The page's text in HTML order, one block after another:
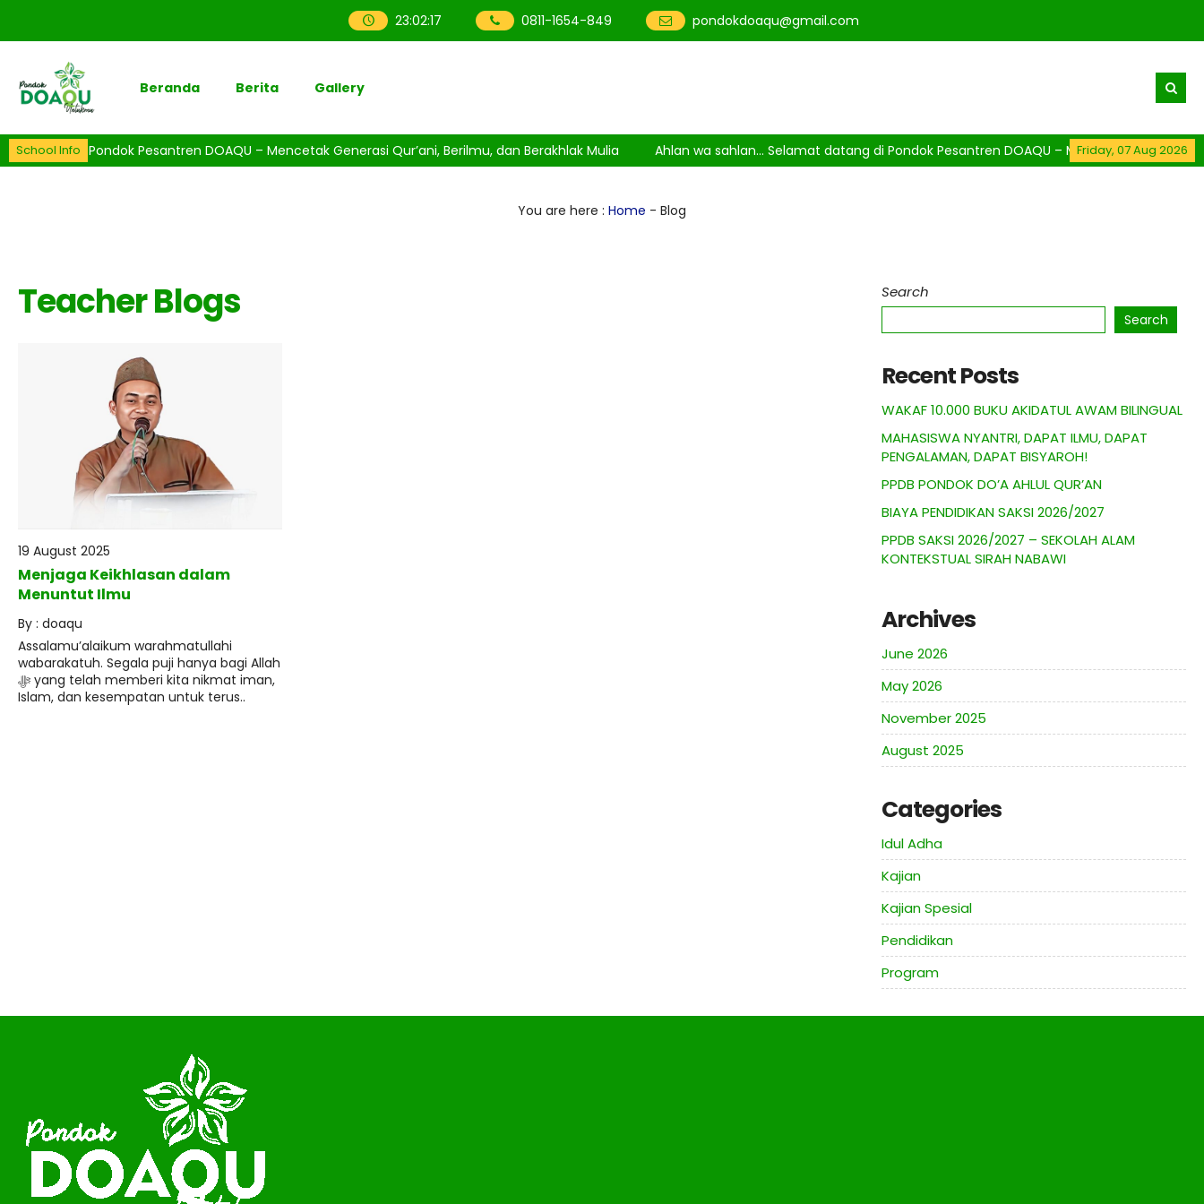
23:02:17 0811-1654-849 pondokdoaqu@gmail.com
Beranda Berita Gallery
School Info Friday, 07 Aug 2026
di Pondok Pesantren DOAQU – Mencetak Generasi Qur’ani, Berilmu, dan Berakhlak Mulia Ahlan wa sahlan... Selamat datang di Pondok Pesantren DOAQU – Mencetak Generasi
You are here : Home - Blog
Teacher Blogs
19 August 2025
Menjaga Keikhlasan dalam
Menuntut Ilmu
By : doaqu
Assalamu’alaikum warahmatullahi
wabarakatuh. Segala puji hanya bagi Allah
ﷻ yang telah memberi kita nikmat iman,
Islam, dan kesempatan untuk terus..
Search
Search
Recent Posts
WAKAF 10.000 BUKU AKIDATUL AWAM BILINGUAL
MAHASISWA NYANTRI, DAPAT ILMU, DAPAT
PENGALAMAN, DAPAT BISYAROH!
PPDB PONDOK DO’A AHLUL QUR’AN
BIAYA PENDIDIKAN SAKSI 2026/2027
PPDB SAKSI 2026/2027 – SEKOLAH ALAM
KONTEKSTUAL SIRAH NABAWI
Archives
June 2026
May 2026
November 2025
August 2025
Categories
Idul Adha
Kajian
Kajian Spesial
Pendidikan
Program